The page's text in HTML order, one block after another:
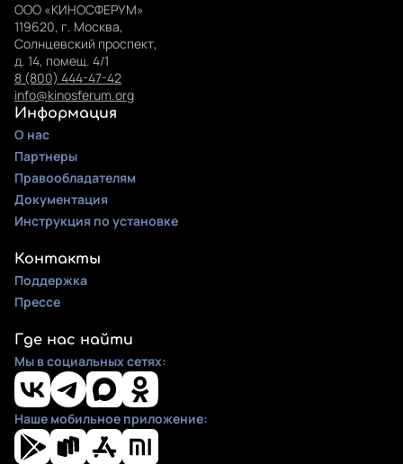
ООО «КИНОСФЕРУМ»
119620, г. Москва,
Солнцевский проспект,
д. 14, помещ. 4/1
8 (800) 444-47-42
info@kinosferum.org
Информация
О нас
Партнеры
Правообладателям
Документация
Инструкция по установке
Контакты
Поддержка
Прессе
Где нас найти
Мы в социальных сетях:
Наше мобильное приложение: